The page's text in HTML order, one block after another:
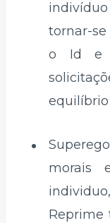
tornar-
o Id e
equilíbrio
morais
Reprime